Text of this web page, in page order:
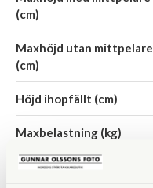
(cm)
Maxhöjd utan mittpelare
(cm)
Höjd ihopfällt (cm)
Maxbelastning (kg)
Material